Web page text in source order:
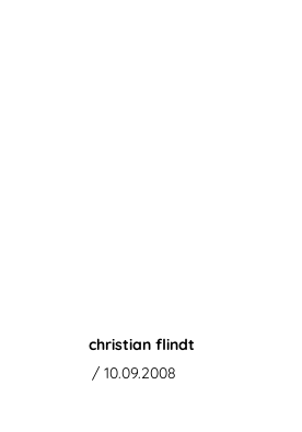
christian flindt
/ 10.09.2008